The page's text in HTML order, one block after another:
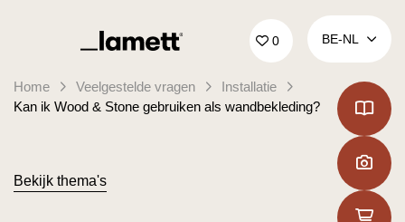
Terug naar home 0 BE‑NL
Home Veelgestelde vragen
Installatie
Kan ik Wood & Stone gebruiken als wandbekleding?
Bekijk thema's